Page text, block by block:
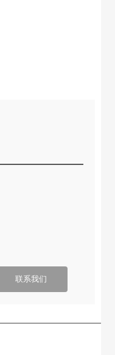
联系我们